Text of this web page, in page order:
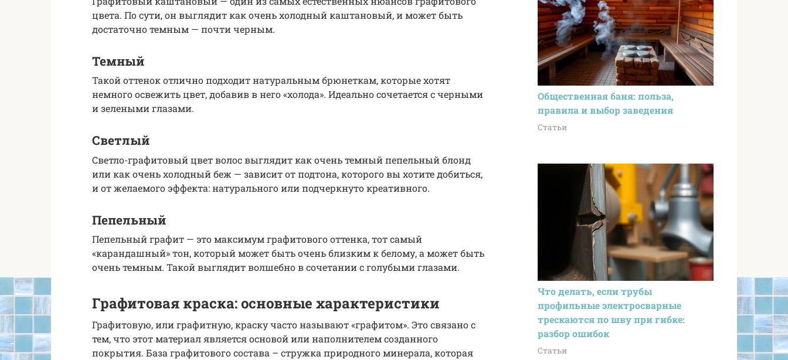
цвета. По сути, он выглядит как очень холодный каштановый, и может быть
достаточно темным — почти черным.
Темный
Такой оттенок отлично подходит натуральным брюнеткам, которые хотят
немного освежить цвет, добавив в него «холода». Идеально сочетается с черными
и зелеными глазами.
Светлый
Светло-графитовый цвет волос выглядит как очень темный пепельный блонд
или как очень холодный беж — зависит от подтона, которого вы хотите добиться,
и от желаемого эффекта: натурального или подчеркнуто креативного.
Пепельный
Пепельный графит — это максимум графитового оттенка, тот самый
«карандашный» тон, который может быть очень близким к белому, а может быть
очень темным. Такой выглядит волшебно в сочетании с голубыми глазами.
Графитовая краска: основные характеристики
Графитовую, или графитную, краску часто называют «графитом». Это связано с
тем, что этот материал является основой или наполнителем созданного
покрытия. База графитового состава – стружка природного минерала, которая
Общественная баня: польза,
правила и выбор заведения
Статьи
Что делать, если трубы
профильные электросварные
трескаются по шву при гибке:
разбор ошибок
Статьи